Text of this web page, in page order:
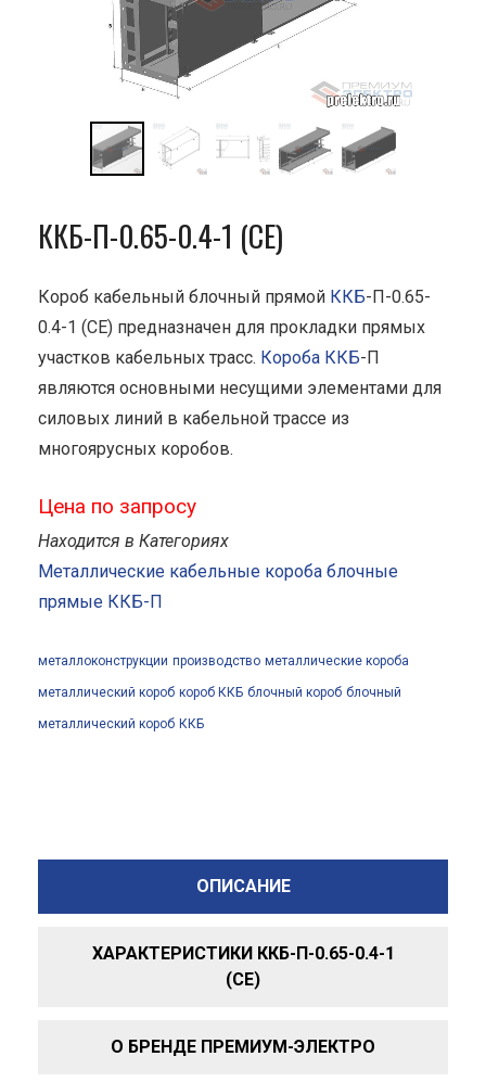
ККБ-П-0.65-0.4-1 (СЕ)
Короб кабельный блочный прямой ККБ-П-0.65-
0.4-1 (СЕ) предназначен для прокладки прямых
участков кабельных трасс. Короба ККБ-П
являются основными несущими элементами для
силовых линий в кабельной трассе из
многоярусных коробов.
Цена по запросу
Находится в Категориях
Металлические кабельные короба блочные
прямые ККБ-П
металлоконструкции производство металлические короба
металлический короб короб ККБ блочный короб блочный
металлический короб ККБ
ОПИСАНИЕ
ХАРАКТЕРИСТИКИ ККБ-П-0.65-0.4-1
(СЕ)
О БРЕНДЕ ПРЕМИУМ-ЭЛЕКТРО